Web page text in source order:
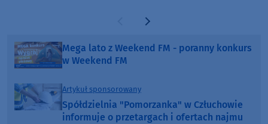
Poprzednia strona
Następna strona
Mega lato z Weekend FM - poranny konkurs
w Weekend FM
Artykuł sponsorowany
Spółdzielnia "Pomorzanka" w Człuchowie
informuje o przetargach i ofertach najmu